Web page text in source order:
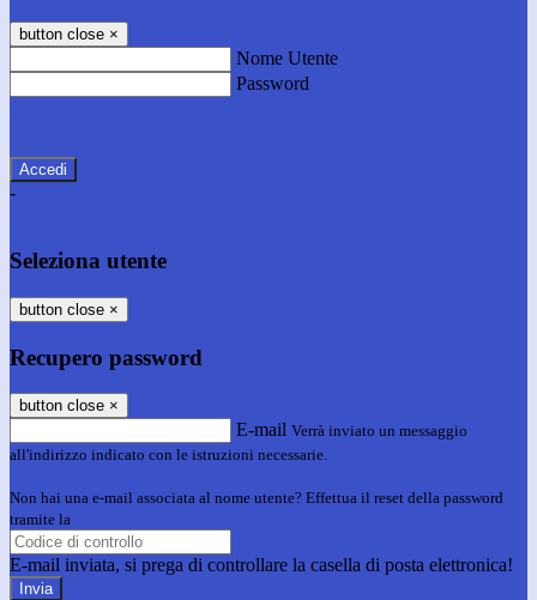
button close ×
Nome Utente
Password
-
Seleziona utente
button close ×
Recupero password
button close ×
E-mail Verrà inviato un messaggio
all'indirizzo indicato con le istruzioni necessarie.
Non hai una e-mail associata al nome utente? Effettua il reset della password
tramite la
E-mail inviata, si prega di controllare la casella di posta elettronica!